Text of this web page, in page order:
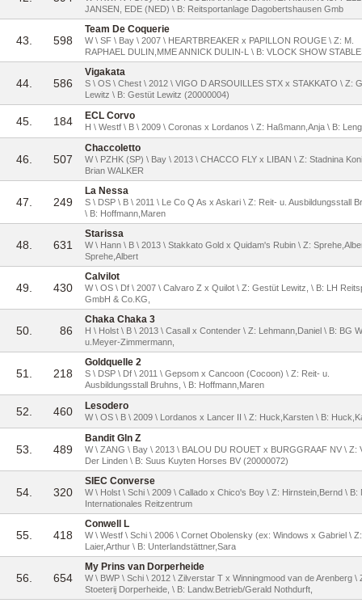
JANSEN, EDE (NED) \ B: Reitsportanlage Dagobertshausen Gmb
43. 598
Team De Coquerie
W \ SF \ Bay \ 2007 \ HEARTBREAKER x PAPILLON ROUGE \ Z: M.
RAPHAEL DULIN,MME ANNICK DULIN-L \ B: VLOCK SHOW
44. 586
Vigakata
S \ OS \ Chest \ 2012 \ VIGO D ARSOUILLES STX x STAKKATO \ Z:
Lewitz \ B: Gestüt Lewitz (20000004)
45. 184 ECL Corvo
H \ Westf \ B \ 2009 \ Coronas x Lordanos \ Z: Haßmann,Anja \ B:
46. 507
Chaccoletto
W \ PZHK (SP) \ Bay \ 2013 \ CHACCO FLY x LIBAN \ Z: Stadnina
Brian WALKER
47. 249
La Nessa
S \ DSP \ B \ 2011 \ Le Co Q As x Askari \ Z: Reit- u. Ausbildungsstall
\ B: Hoffmann,Maren
48. 631
Starissa
W \ Hann \ B \ 2013 \ Stakkato Gold x Quidam's Rubin \ Z:
Sprehe,Albert
49. 430
Calvilot
W \ OS \ Df \ 2007 \ Calvaro Z x Quilot \ Z: Gestüt Lewitz, \ B: LH
GmbH & Co.KG,
50. 86
Chaka Chaka 3
H \ Holst \ B \ 2013 \ Casall x Contender \ Z: Lehmann,Daniel \ B: BG
u.Meyer-Zimmermann,
51. 218
Goldquelle 2
S \ DSP \ Df \ 2011 \ Gepsom x Cancoon (Cocoon) \ Z: Reit- u.
Ausbildungsstall Bruhns, \ B: Hoffmann,Maren
52. 460 Lesodero
W \ OS \ B \ 2009 \ Lordanos x Lancer II \ Z: Huck,Karsten \ B:
53. 489
Bandit Gln Z
W \ ZANG \ Bay \ 2013 \ BALOU DU ROUET x BURGGRAAF NV \ Z:
Der Linden \ B: Suus Kuyten Horses BV (20000072)
54. 320
SIEC Converse
W \ Holst \ Schi \ 2009 \ Callado x Chico's Boy \ Z: Hirnstein,Bernd \ B:
Internationales Reitzentrum
55. 418
Conwell L
W \ Westf \ Schi \ 2006 \ Cornet Obolensky (ex: Windows x Gabriel \ Z:
Laier,Arthur \ B: Unterlandstättner,Sara
56. 654
My Prins van Dorperheide
W \ BWP \ Schi \ 2012 \ Zilverstar T x Winningmood van de Arenberg \
Stoeterij Dorperheide, \ B: Landw.Betrieb/Gerald Nothdurft,